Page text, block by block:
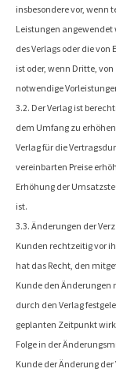
insbesondere vor, wenn
Leistungen angewendet
des Verlags oder die
ist oder, wenn Dritte,
notwendige
3.2. Der Verlag ist
dem Umfang zu
Verlag für die
vereinbarten Preise
Erhöhung der
ist.
3.3. Änderungen der
Kunden rechtzeitig vor
hat das Recht, den
Kunde den Änderungen
durch den Verlag
geplanten Zeitpunkt
Folge in der
Kunde der Änderung